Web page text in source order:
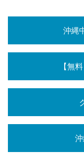
沖縄
【無